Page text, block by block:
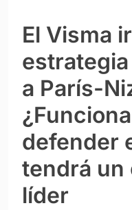
El Visma
a París-
defender
tendrá un
líder